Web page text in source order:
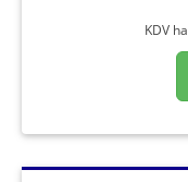
KDV